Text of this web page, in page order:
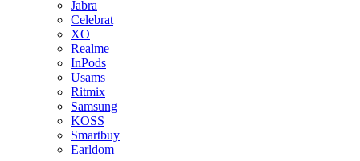
Jabra
Celebrat
XO
Realme
InPods
Usams
Ritmix
Samsung
KOSS
Smartbuy
Earldom